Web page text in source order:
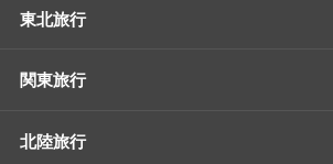
東北旅行
関東旅行
北陸旅行